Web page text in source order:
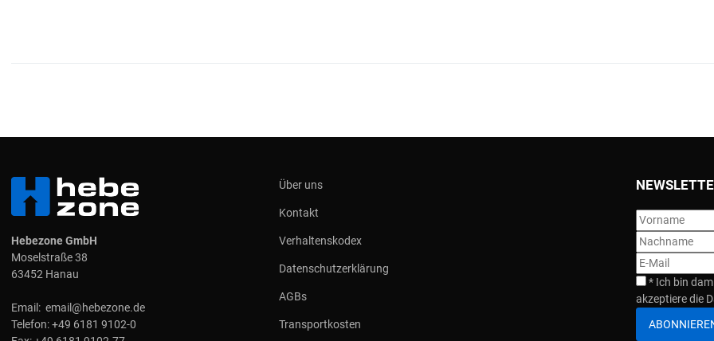
Hebezone GmbH
Moselstraße 38
63452 Hanau
Email: email@hebezone.de
Telefon:+49 6181 9102-0
Über uns
Kontakt
Verhaltenskodex
Datenschutzerklärung
AGBs
Transportkosten
* Ich bin
akzeptiere die